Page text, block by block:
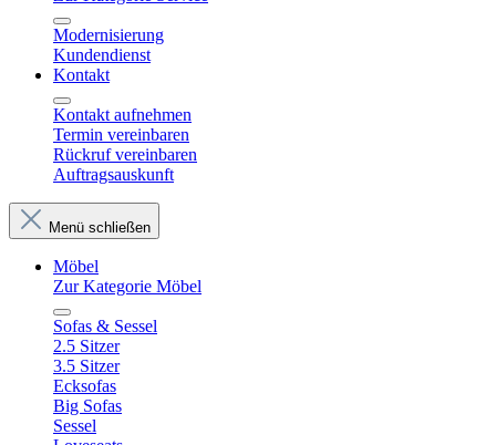
Modernisierung
Kundendienst
Kontakt
Kontakt aufnehmen
Termin vereinbaren
Rückruf vereinbaren
Auftragsauskunft
Menü schließen
Möbel
Zur Kategorie Möbel
Sofas & Sessel
2.5 Sitzer
3.5 Sitzer
Ecksofas
Big Sofas
Sessel